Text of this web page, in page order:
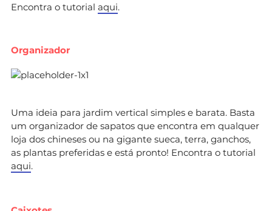
Encontra o tutorial aqui.
Organizador
Uma ideia para jardim vertical simples e barata. Basta
um organizador de sapatos que encontra em qualquer
loja dos chineses ou na gigante sueca, terra, ganchos,
as plantas preferidas e está pronto! Encontra o tutorial
aqui.